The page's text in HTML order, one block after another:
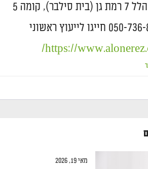
קומה 5
https://
מאי 19, 2026